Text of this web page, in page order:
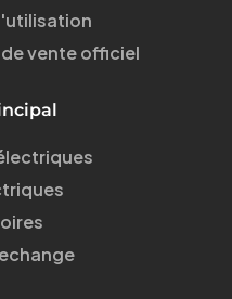
vente officiel